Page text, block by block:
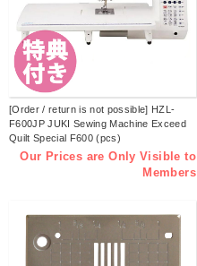
[Order / return is not possible] HZL-
F600JP JUKI Sewing Machine Exceed
Quilt Special F600 (pcs)
Our Prices are Only Visible to
Members